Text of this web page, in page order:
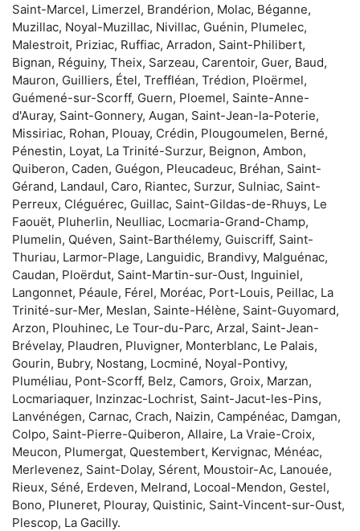
Saint-Marcel, Limerzel, Brandérion, Molac, Béganne,
Muzillac, Noyal-Muzillac, Nivillac, Guénin, Plumelec,
Malestroit, Priziac, Ruffiac, Arradon, Saint-Philibert,
Bignan, Réguiny, Theix, Sarzeau, Carentoir, Guer, Baud,
Mauron, Guilliers, Étel, Treffléan, Trédion, Ploërmel,
Guémené-sur-Scorff, Guern, Ploemel, Sainte-Anne-
d'Auray, Saint-Gonnery, Augan, Saint-Jean-la-Poterie,
Missiriac, Rohan, Plouay, Crédin, Plougoumelen, Berné,
Pénestin, Loyat, La Trinité-Surzur, Beignon, Ambon,
Quiberon, Caden, Guégon, Pleucadeuc, Bréhan, Saint-
Gérand, Landaul, Caro, Riantec, Surzur, Sulniac, Saint-
Perreux, Cléguérec, Guillac, Saint-Gildas-de-Rhuys, Le
Faouët, Pluherlin, Neulliac, Locmaria-Grand-Champ,
Plumelin, Quéven, Saint-Barthélemy, Guiscriff, Saint-
Thuriau, Larmor-Plage, Languidic, Brandivy, Malguénac,
Caudan, Ploërdut, Saint-Martin-sur-Oust, Inguiniel,
Langonnet, Péaule, Férel, Moréac, Port-Louis, Peillac, La
Trinité-sur-Mer, Meslan, Sainte-Hélène, Saint-Guyomard,
Arzon, Plouhinec, Le Tour-du-Parc, Arzal, Saint-Jean-
Brévelay, Plaudren, Pluvigner, Monterblanc, Le Palais,
Gourin, Bubry, Nostang, Locminé, Noyal-Pontivy,
Pluméliau, Pont-Scorff, Belz, Camors, Groix, Marzan,
Locmariaquer, Inzinzac-Lochrist, Saint-Jacut-les-Pins,
Lanvénégen, Carnac, Crach, Naizin, Campénéac, Damgan,
Colpo, Saint-Pierre-Quiberon, Allaire, La Vraie-Croix,
Meucon, Plumergat, Questembert, Kervignac, Ménéac,
Merlevenez, Saint-Dolay, Sérent, Moustoir-Ac, Lanouée,
Rieux, Séné, Erdeven, Melrand, Locoal-Mendon, Gestel,
Bono, Pluneret, Plouray, Quistinic, Saint-Vincent-sur-Oust,
Plescop, La Gacilly.